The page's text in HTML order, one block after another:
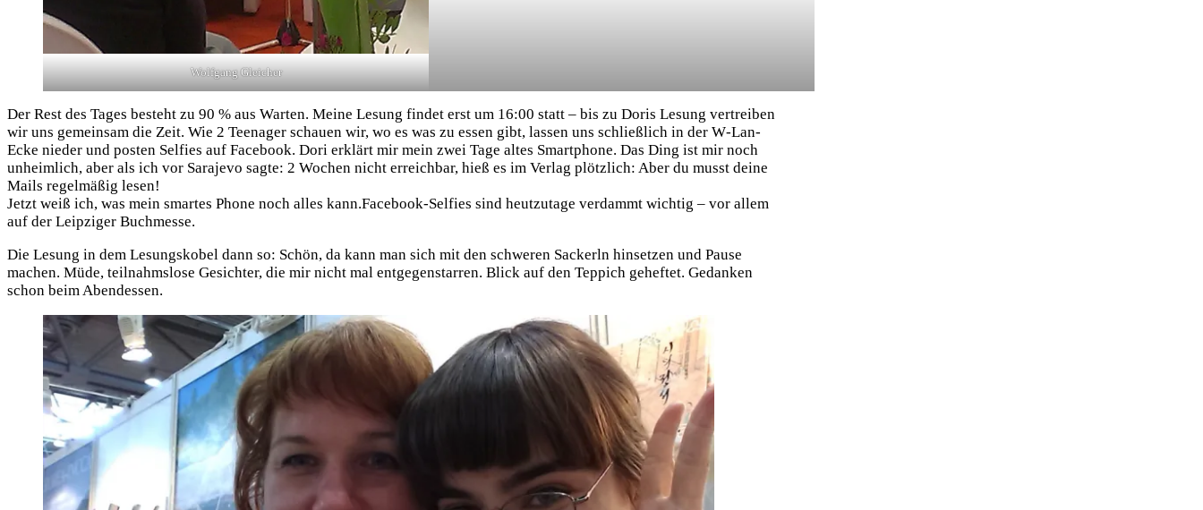
Wolf­gang Glei­cher
Der Rest des Tages besteht zu 90 % aus War­ten. Mei­ne Lesung fin­det erst um 16:00 statt – bis zu Doris Lesung ver­trei­ben
wir uns gemein­sam die Zeit. Wie 2 Teen­ager schau­en wir, wo es was zu essen gibt, las­sen uns schließ­lich in der W‑Lan-
Ecke nie­der und pos­ten Sel­fies auf Face­book. Dori erklärt mir mein zwei Tage altes Smart­phone. Das Ding ist mir noch
unheim­lich, aber als ich vor Sara­je­vo sag­te: 2 Wochen nicht erreich­bar, hieß es im Ver­lag plötz­lich: Aber du musst dei­ne
Mails regel­mä­ßig lesen!
Jetzt weiß ich, was mein smar­tes Pho­ne noch alles kann.Facebook-Selfies sind heut­zu­ta­ge ver­dammt wich­tig – vor allem
auf der Leip­zi­ger Buch­mes­se.
Die Lesung in dem Lesungs­ko­bel dann so: Schön, da kann man sich mit den schwe­ren Sackerln hin­set­zen und Pau­se
machen. Müde, teil­nahms­lo­se Gesich­ter, die mir nicht mal ent­ge­gen­star­ren. Blick auf den Tep­pich gehef­tet. Gedan­ken
schon beim Abend­essen.